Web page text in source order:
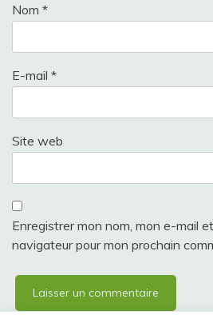
Nom *
E-mail *
Site web
Enregistrer mon nom, mon e-mail
navigateur pour mon prochain